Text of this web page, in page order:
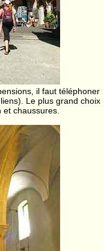
il faut téléphoner
Le plus grand choix
chaussures.